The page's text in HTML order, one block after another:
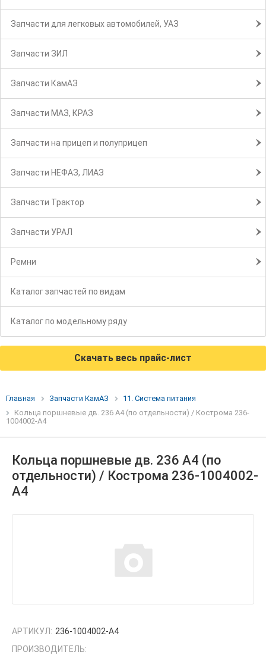
Запчасти для легковых автомобилей, УАЗ
Запчасти ЗИЛ
Запчасти КамАЗ
Запчасти МАЗ, КРАЗ
Запчасти на прицеп и полуприцеп
Запчасти НЕФАЗ, ЛИАЗ
Запчасти Трактор
Запчасти УРАЛ
Ремни
Каталог запчастей по видам
Каталог по модельному ряду
Скачать весь прайс-лист
Главная Запчасти КамАЗ
11. Система питания
Кольца поршневые дв. 236 А4 (по отдельности) / Кострома 236-
1004002-А4
Кольца поршневые дв. 236 А4 (по
отдельности) / Кострома 236-1004002-
А4
АРТИКУЛ: 236-1004002-А4
ПРОИЗВОДИТЕЛЬ: